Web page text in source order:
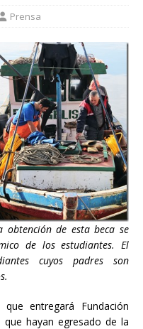
Prensa
de esta beca se
de los estudiantes. El
cuyos padres son
entregará Fundación
que hayan egresado de la